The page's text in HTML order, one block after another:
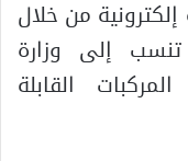
من خلال
إلى وزارة
القابلة